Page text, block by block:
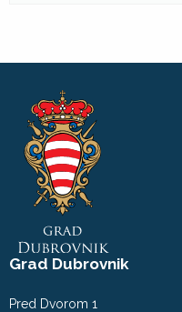
Grad Dubrovnik
Pred Dvorom 1